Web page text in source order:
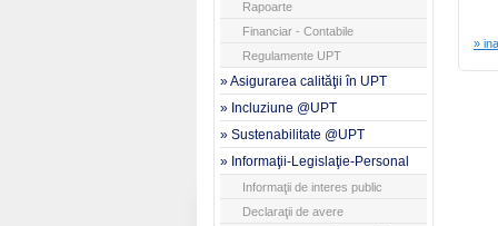
Rapoarte
Financiar - Contabile
Regulamente UPT
» Asigurarea calităţii în UPT
» Incluziune @UPT
» Sustenabilitate @UPT
» Informaţii-Legislaţie-Personal
Informaţii de interes public
Declaraţii de avere
»